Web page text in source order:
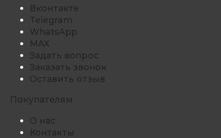
Вконтакте
Telegram
WhatsApp
MAX
Задать вопрос
Заказать звонок
Оставить отзыв
Покупателям
О нас
Контакты